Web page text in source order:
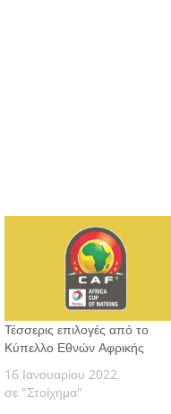
Τέσσερις επιλογές από το
Κύπελλο Εθνών Αφρικής
16 Ιανουαρίου 2022
σε "Στοίχημα"